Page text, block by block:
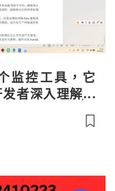
监控工具，它
者深入理解JV
机制和并发原
据，它将抽象